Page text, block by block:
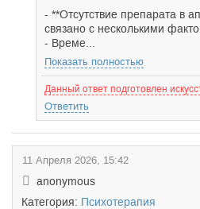
- **Отсутствие препарата в
связано с несколькими
- Време...
Показать полностью
Данный ответ подготовлен
Ответить
11 Апреля 2026, 15:42
anonymous
Категория: Психотерапия